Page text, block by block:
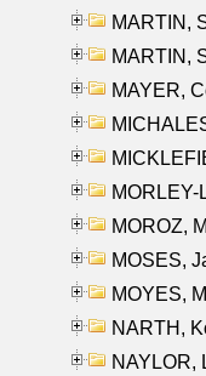
MARTIN,
MARTIN,
MAYER,
MOROZ,
MOSES,
MOYES,
NARTH,
NAYLOR,